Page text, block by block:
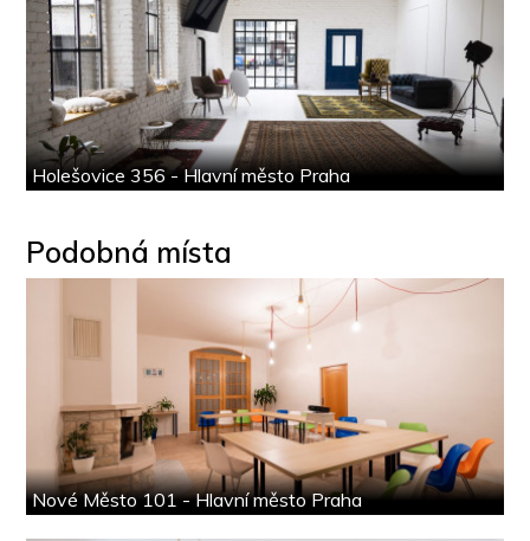
Holešovice 356 - Hlavní město Praha
Podobná místa
Nové Město 101 - Hlavní město Praha